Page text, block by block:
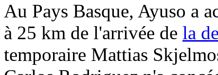
Au Pays Basque, Ayuso a
à 25 km de l'arrivée de la
temporaire Mattias